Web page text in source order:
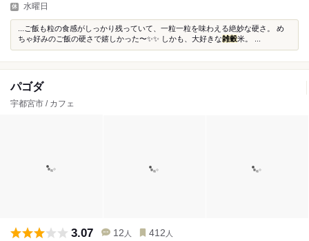
水曜日
...ご飯も粒の食感がしっかり残っていて、一粒一粒を味わえる絶妙な硬さ。 め
ちゃ好みのご飯の硬さで嬉しかった〜✨✨ しかも、大好きな雑穀米。 ...
パゴダ
宇都宮市 / カフェ
3.07 12 人 412 人